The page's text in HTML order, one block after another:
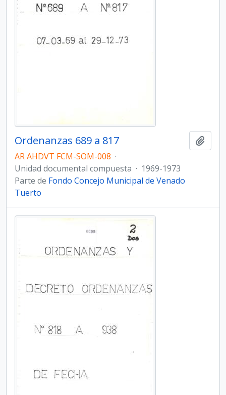
Ordenanzas 689 a 817
AR AHDVT FCM-SOM-008 ·
Unidad documental compuesta · 1969-1973
Parte de Fondo Concejo Municipal de Venado
Tuerto